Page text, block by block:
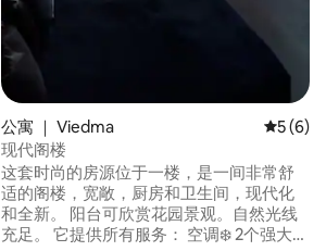
公寓 ｜ Viedma 平均评
5 (6)
现代阁楼
这套时尚的房源位于一楼，是一间非常舒
适的阁楼，宽敞，厨房和卫生间，现代化
和全新。 阳台可欣赏花园景观。自然光线
充足。 它提供所有服务： 空调❄️ 2个强大的